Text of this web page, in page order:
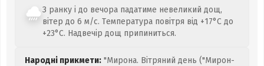
З ранку і до вечора падатиме невеликий дощ,
вітер до 6 м/с. Температура повітря від +17°C до
+23°C. Надвечір дощ припиниться.
Народні прикмети: "Мирона. Вітряний день ("Мирон-